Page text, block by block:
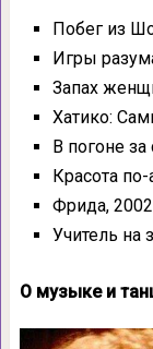
Побег из
Игры
Запах
Хатико:
В погоне за
Красота
Фрида, 2002
Учитель на
О музыке и